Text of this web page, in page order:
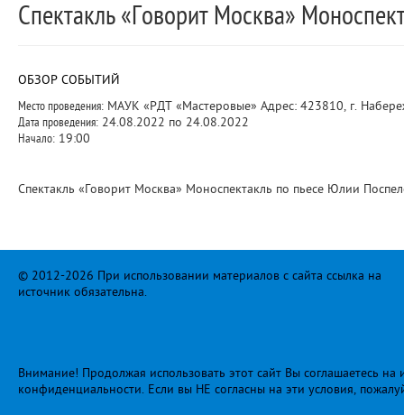
Спектакль «Говорит Москва»
ОБЗОР СОБЫТИЙ
Место проведения: МАУК «РДТ «Мастеровые» Адрес: 423810, г.
Дата проведения: 24.08.2022 по 24.08.2022
Начало: 19:00
Спектакль «Говорит Москва» Моноспектакль по пьесе Юлии
© 2012-2026 При использовании материалов с сайта ссылка на
источник обязательна.
Внимание! Продолжая использовать этот сайт Вы соглашаетесь
конфиденциальности. Если вы НЕ согласны на эти условия,